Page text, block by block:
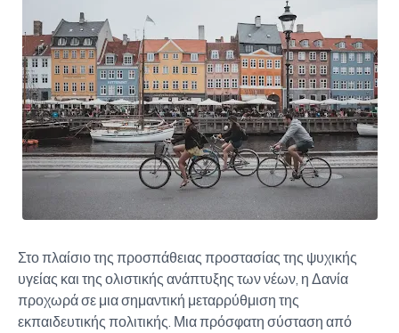
Στο πλαίσιο της προσπάθειας προστασίας της ψυχικής
υγείας και της ολιστικής ανάπτυξης των νέων, η Δανία
προχωρά σε μια σημαντική μεταρρύθμιση της
εκπαιδευτικής πολιτικής. Μια πρόσφατη σύσταση από